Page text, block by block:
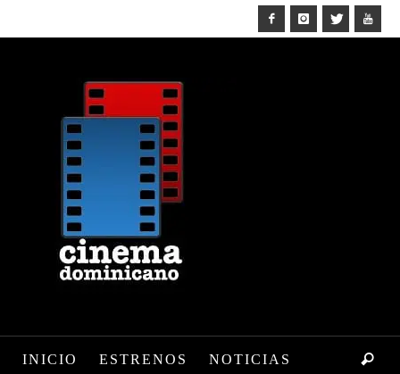
INICIO ESTRENOS NOTICIAS